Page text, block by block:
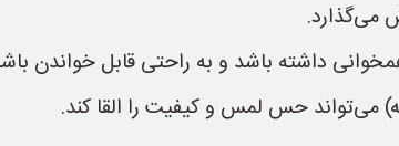
می‌گذارد.
داشته باشد و به راحتی قابل خواندن